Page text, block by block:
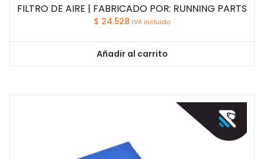
FILTRO DE AIRE | FABRICADO POR: RUNNING PARTS
$ 24.528 IVA incluido
Añadir al carrito